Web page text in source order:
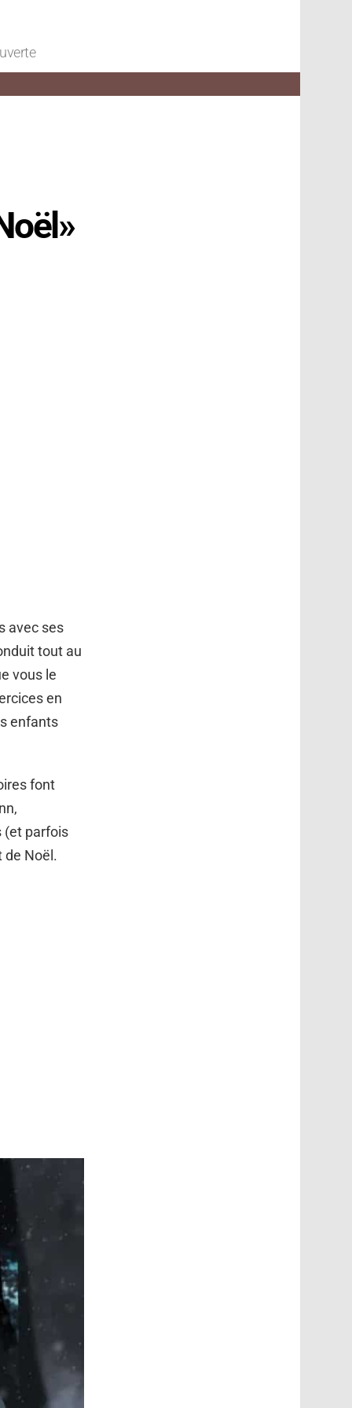
avec ses
tout au
vous le
en
enfants
font
(et parfois
de Noël.